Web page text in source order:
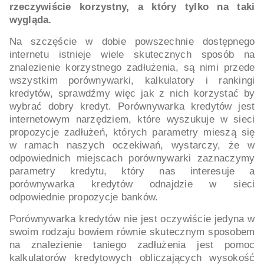
rzeczywiście korzystny, a który tylko na taki
wygląda.
Na szczęście w dobie powszechnie dostępnego
internetu istnieje wiele skutecznych sposób na
znalezienie korzystnego zadłużenia, są nimi przede
wszystkim porównywarki, kalkulatory i rankingi
kredytów, sprawdźmy więc jak z nich korzystać by
wybrać dobry kredyt. Porównywarka kredytów jest
internetowym narzędziem, które wyszukuje w sieci
propozycje zadłużeń, których parametry mieszą się
w ramach naszych oczekiwań, wystarczy, że w
odpowiednich miejscach porównywarki zaznaczymy
parametry kredytu, który nas interesuje a
porównywarka kredytów odnajdzie w sieci
odpowiednie propozycje banków.
Porównywarka kredytów nie jest oczywiście jedyna w
swoim rodzaju bowiem równie skutecznym sposobem
na znalezienie taniego zadłużenia jest pomoc
kalkulatorów kredytowych obliczających wysokość